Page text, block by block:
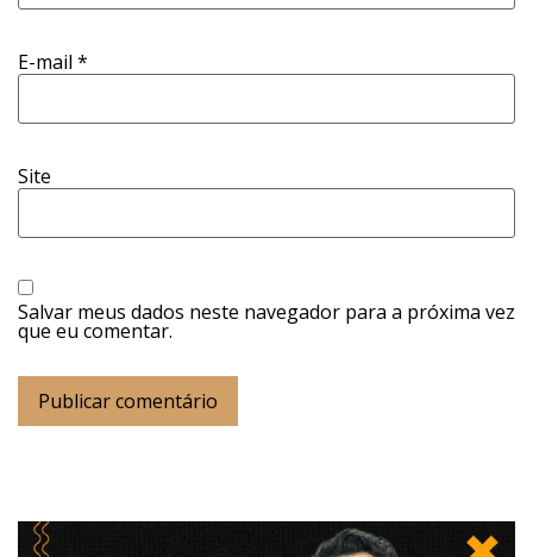
E-mail *
Site
Salvar meus dados neste navegador para a próxima vez
que eu comentar.